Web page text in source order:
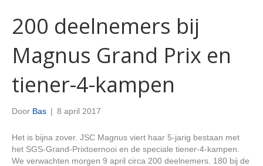
200 deelnemers bij
Magnus Grand Prix en
tiener-4-kampen
Door Bas | 8 april 2017
Het is bijna zover. JSC Magnus viert haar 5-jarig bestaan met
het SGS-Grand-Prixtoernooi en de speciale tiener-4-kampen.
We verwachten morgen 9 april circa 200 deelnemers. 180 bij de